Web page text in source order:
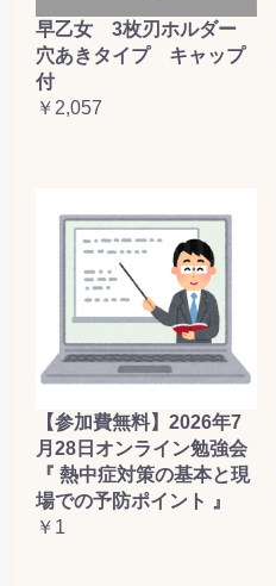
早乙女 3枚刃ホルダー
穴あきタイプ キャップ
付
￥2,057
【参加費無料】2026年7
月28日オンライン勉強会
『 熱中症対策の基本と現
場での予防ポイント 』
￥1